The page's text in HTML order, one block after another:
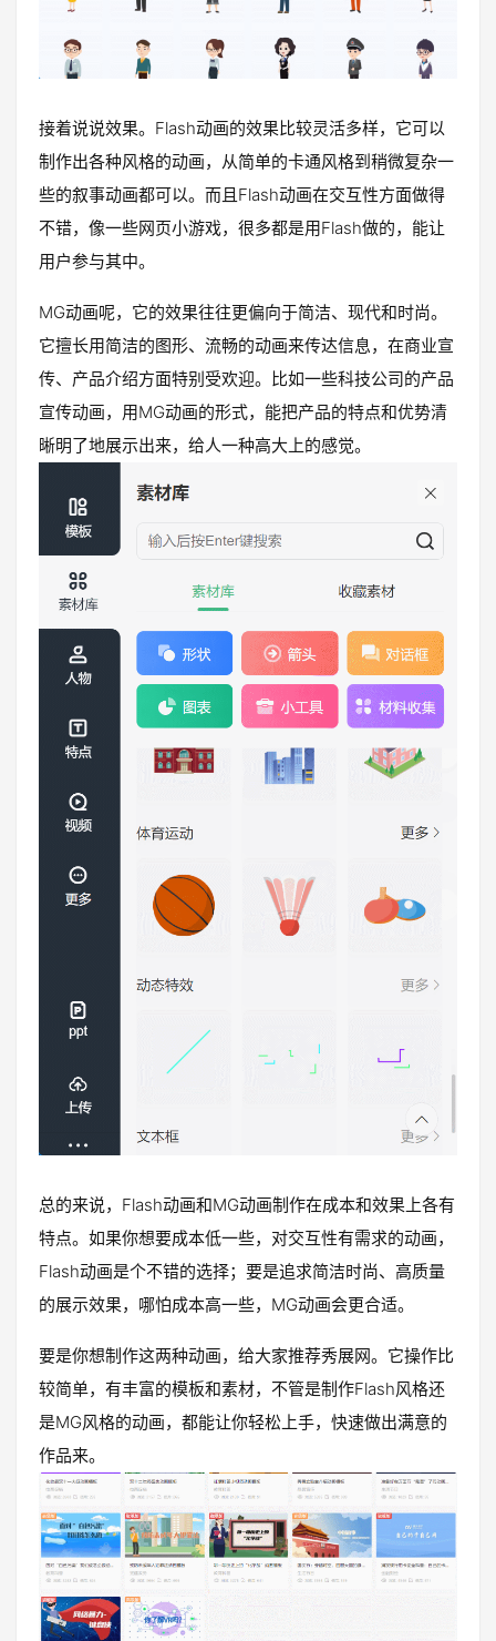
接着说说效果。Flash动画的效果比较灵活多样，它可以
制作出各种风格的动画，从简单的卡通风格到稍微复杂一
些的叙事动画都可以。而且Flash动画在交互性方面做得
不错，像一些网页小游戏，很多都是用Flash做的，能让
用户参与其中。
MG动画呢，它的效果往往更偏向于简洁、现代和时尚。
它擅长用简洁的图形、流畅的动画来传达信息，在商业宣
传、产品介绍方面特别受欢迎。比如一些科技公司的产品
宣传动画，用MG动画的形式，能把产品的特点和优势清
晰明了地展示出来，给人一种高大上的感觉。
总的来说，Flash动画和MG动画制作在成本和效果上各有
特点。如果你想要成本低一些，对交互性有需求的动画，
Flash动画是个不错的选择；要是追求简洁时尚、高质量
的展示效果，哪怕成本高一些，MG动画会更合适。
要是你想制作这两种动画，给大家推荐秀展网。它操作比
较简单，有丰富的模板和素材，不管是制作Flash风格还
是MG风格的动画，都能让你轻松上手，快速做出满意的
作品来。